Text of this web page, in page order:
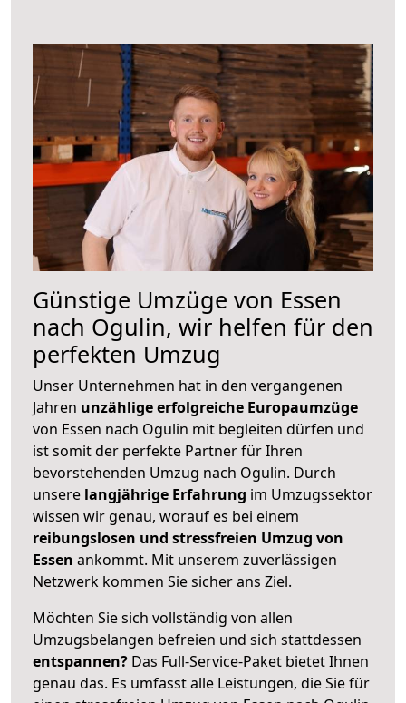
Günstige Umzüge von Essen
nach Ogulin, wir helfen für den
perfekten Umzug
Unser Unternehmen hat in den vergangenen
Jahren unzählige erfolgreiche Europaumzüge
von Essen nach Ogulin mit begleiten dürfen und
ist somit der perfekte Partner für Ihren
bevorstehenden Umzug nach Ogulin. Durch
unsere langjährige Erfahrung im Umzugssektor
wissen wir genau, worauf es bei einem
reibungslosen und stressfreien Umzug von
Essen ankommt. Mit unserem zuverlässigen
Netzwerk kommen Sie sicher ans Ziel.
Möchten Sie sich vollständig von allen
Umzugsbelangen befreien und sich stattdessen
entspannen? Das Full-Service-Paket bietet Ihnen
genau das. Es umfasst alle Leistungen, die Sie für